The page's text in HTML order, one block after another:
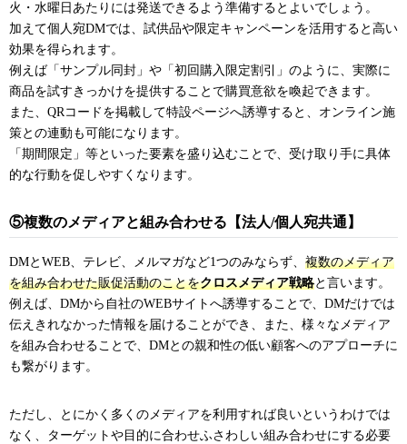
火・水曜日あたりには発送できるよう準備するとよいでしょう。
加えて個人宛DMでは、試供品や限定キャンペーンを活用すると高い
効果を得られます。
例えば「サンプル同封」や「初回購入限定割引」のように、実際に
商品を試すきっかけを提供することで購買意欲を喚起できます。
また、QRコードを掲載して特設ページへ誘導すると、オンライン施
策との連動も可能になります。
「期間限定」等といった要素を盛り込むことで、受け取り手に具体
的な行動を促しやすくなります。
⑤複数のメディアと組み合わせる【法人/個人宛共通】
DMとWEB、テレビ、メルマガなど1つのみならず、 複数のメディア
を組み合わせた販促活動のことをクロスメディア戦略と言います。
例えば、DMから自社のWEBサイトへ誘導することで、DMだけでは
伝えきれなかった情報を届けることができ、また、様々なメディア
を組み合わせることで、DMとの親和性の低い顧客へのアプローチに
も繋がります。
ただし、とにかく多くのメディアを利用すれば良いというわけでは
なく、ターゲットや目的に合わせふさわしい組み合わせにする必要